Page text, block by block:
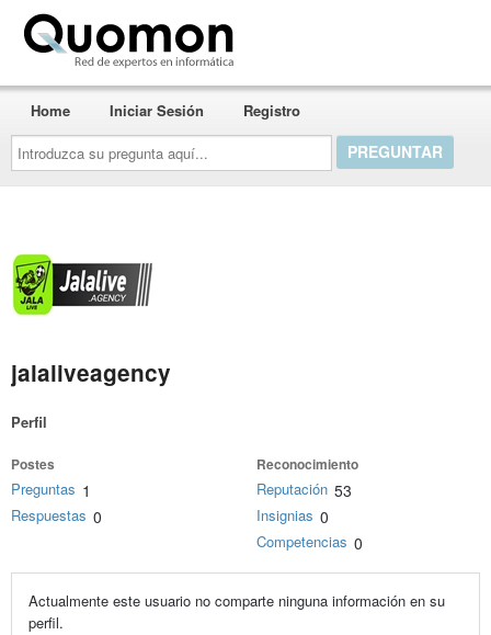
Introduzca
su
pregunta
aquí...
Home Iniciar Sesión Registro
jalaliveagency
Perfil
Postes
Preguntas 1
Respuestas 0
Reconocimiento
Reputación 53
Insignias 0
Competencias 0
Actualmente este usuario no comparte ninguna información en su
perfil.